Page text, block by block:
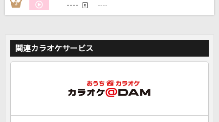
3 ---- 回 ----
関連カラオケサービス